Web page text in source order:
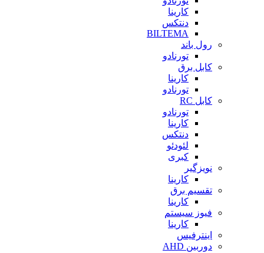
کارینا
دنتکس
BILTEMA
رول باند
تورنادو
کابل برق
کارینا
تورنادو
کابل RC
تورنادو
کارینا
دنتکس
لئودئو
کبری
نویزگیر
کارینا
تقسیم برق
کارینا
فیوز سیستم
کارینا
اینترفیس
دوربین AHD